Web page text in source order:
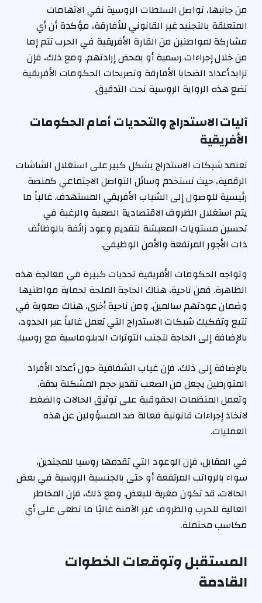
من جانبها، تواصل السلطات الروسية نفي الاتهامات
المتعلقة بالتجنيد غير القانوني للأفارقة، مؤكدة أن أي
مشاركة لمواطنين من القارة الأفريقية في الحرب تتم إما
من خلال إجراءات رسمية أو بمحض إرادتهم. ومع ذلك، فإن
تزايد أعداد الضحايا الأفارقة وتصريحات الحكومات الأفريقية
تضع هذه الرواية الروسية تحت التدقيق.
آليات الاستدراج والتحديات أمام الحكومات
الأفريقية
تعتمد شبكات الاستدراج بشكل كبير على استغلال الشاشات
الرقمية، حيث تستخدم وسائل التواصل الاجتماعي كمنصة
رئيسية للوصول إلى الشباب الأفريقي المستهدف. غالباً ما
يتم استغلال الظروف الاقتصادية الصعبة والرغبة في
تحسين مستويات المعيشة لتقديم وعود زائفة بالوظائف
ذات الأجور المرتفعة والأمن الوظيفي.
وتواجه الحكومات الأفريقية تحديات كبيرة في معالجة هذه
الظاهرة. فمن ناحية، هناك الحاجة الملحة لحماية مواطنيها
وضمان عودتهم سالمين. ومن ناحية أخرى، هناك صعوبة في
تتبع وتفكيك شبكات الاستدراج التي تعمل غالباً عبر الحدود،
بالإضافة إلى الحاجة لتجنب التوترات الدبلوماسية مع روسيا.
بالإضافة إلى ذلك، فإن غياب الشفافية حول أعداد الأفراد
المتورطين يجعل من الصعب تقدير حجم المشكلة بدقة.
وتعمل المنظمات الحقوقية على توثيق الحالات والضغط
لاتخاذ إجراءات قانونية فعالة ضد المسؤولين عن هذه
العمليات.
في المقابل، فإن الوعود التي تقدمها روسيا للمجندين،
سواء بالرواتب المرتفعة أو حتى بالجنسية الروسية في بعض
الحالات، قد تكون مغرية للبعض. ومع ذلك، فإن المخاطر
العالية للحرب والظروف غير الآمنة غالبًا ما تطغى على أي
مكاسب محتملة.
المستقبل وتوقعات الخطوات
القادمة